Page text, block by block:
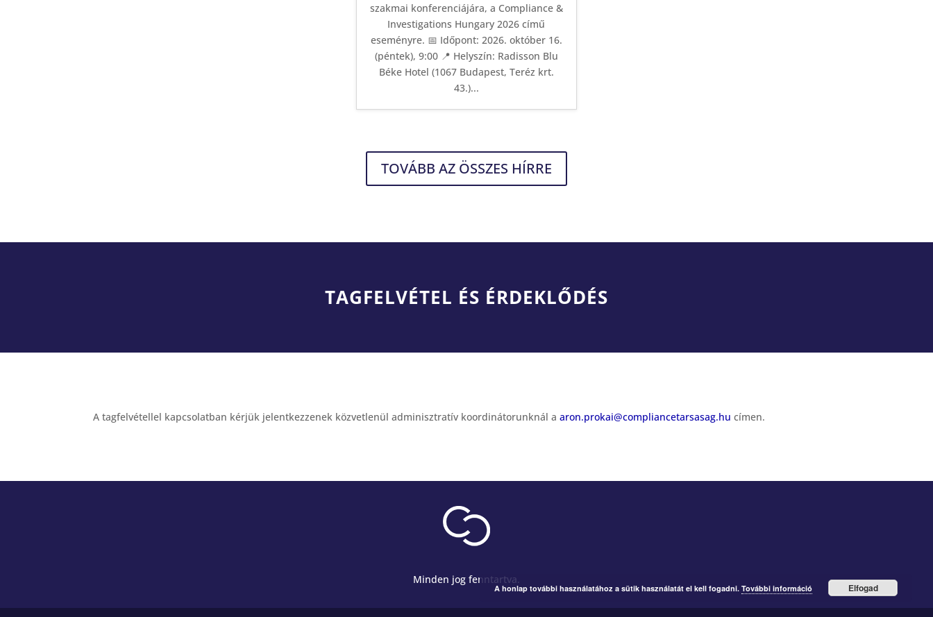
szakmai konferenciájára, a Compliance &
Investigations Hungary 2026 című
eseményre. 📅 Időpont: 2026. október 16.
(péntek), 9:00 📍 Helyszín: Radisson Blu
Béke Hotel (1067 Budapest, Teréz krt.
43.)...
TOVÁBB AZ ÖSSZES HÍRRE
TAGFELVÉTEL ÉS ÉRDEKLŐDÉS
A tagfelvétellel kapcsolatban kérjük jelentkezzenek közvetlenül adminisztratív koordinátorunknál aaron.prokai@compliancetarsasag.hu címen.
Minden jog fenntartva.
A honlap további használatához a sütik használatát el kell fogadni. További információ Elfogad